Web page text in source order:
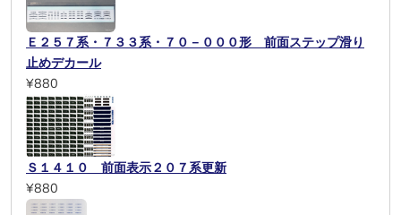
Ｅ２５７系・７３３系・７０－０００形 前面ステップ滑り
止めデカール
¥880
Ｓ１４１０ 前面表示２０７系更新
¥880